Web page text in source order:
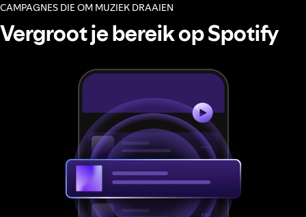
CAMPAGNES DIE OM MUZIEK DRAAIEN
Vergroot je bereik op Spotify